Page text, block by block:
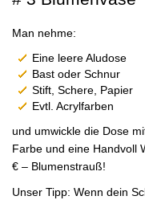
Man nehme:
Eine leere Aludose
Bast oder Schnur
Stift, Schere, Papier
Evtl. Acrylfarben
und umwickle die Dose
Farbe und eine Handvoll
€ – Blumenstrauß!
Unser Tipp: Wenn dein